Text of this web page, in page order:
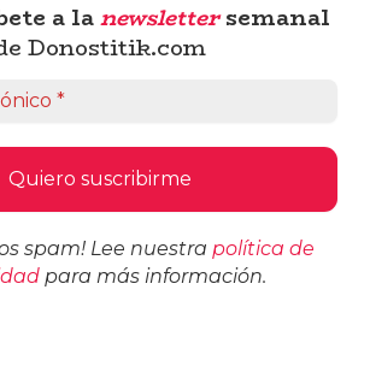
a lanewslettersemanal
Donostitik.com
spam! Lee nuestra política de
para más información.